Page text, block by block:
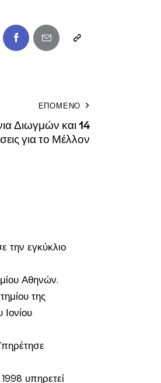
ΕΠΟΜΕΝΟ
Διωγμών και 14
για το Μέλλον
την εγκύκλιο
Αθηνών.
της
υπηρετεί